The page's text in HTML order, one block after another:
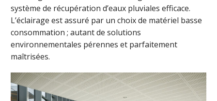
système de récupération d’eaux pluviales efficace.
L’éclairage est assuré par un choix de matériel basse
consommation ; autant de solutions
environnementales pérennes et parfaitement
maîtrisées.